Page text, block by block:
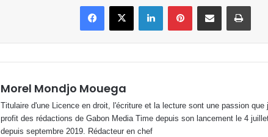
FacebookX LinkedinPinterestPartager par email
Morel Mondjo Mouega
Titulaire d'une Licence en droit, l'écriture et la lecture sont une passion que
profit des rédactions de Gabon Media Time depuis son lancement le 4
depuis septembre 2019. Rédacteur en chef
des passe-
PME locales ?
équatoriale :
Conseiller un
connaître le